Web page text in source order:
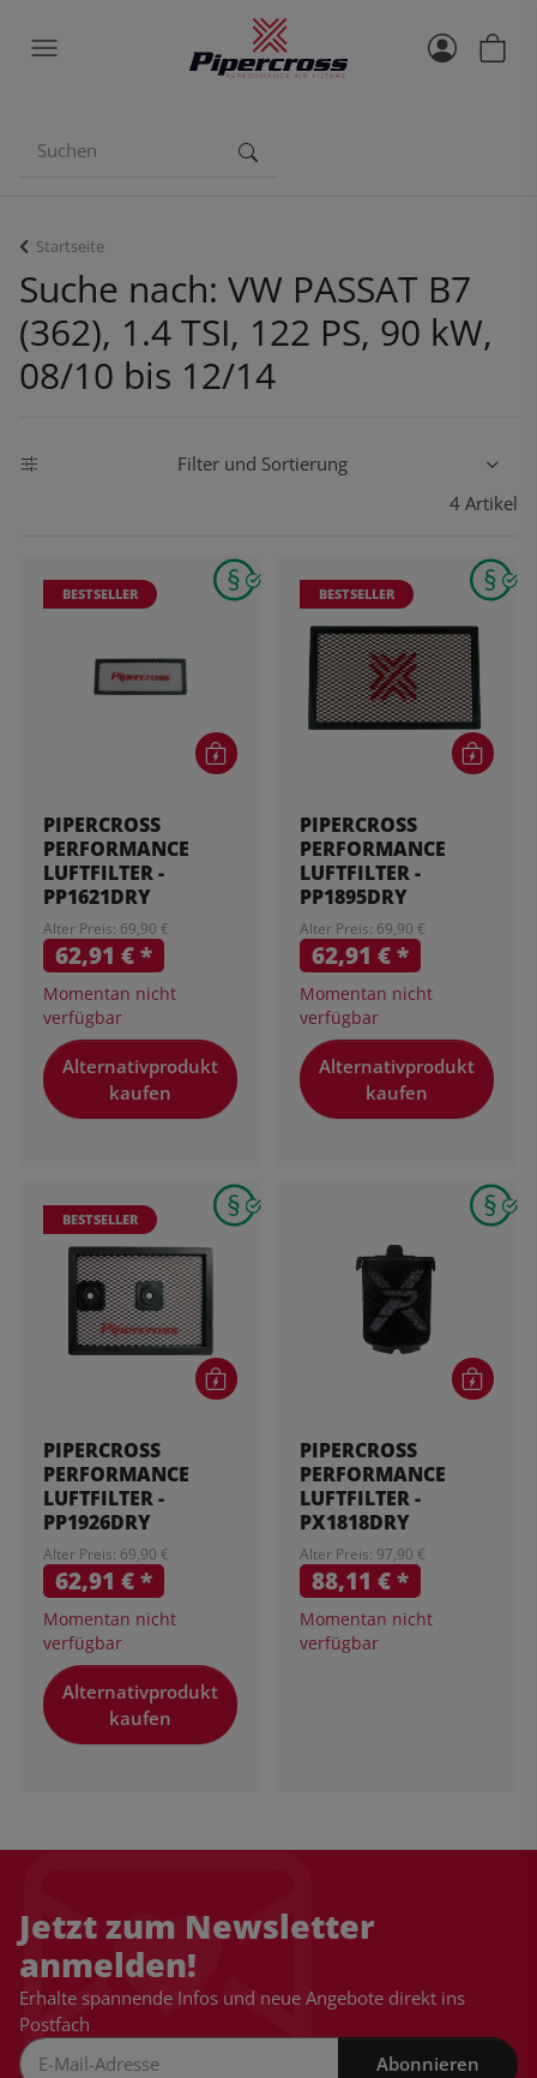
Startseite
Suche nach: VW PASSAT B7
(362), 1.4 TSI, 122 PS, 90 kW,
08/10 bis 12/14
Filter und Sortierung
4 Artikel
BESTSELLER
PIPERCROSS
PERFORMANCE
LUFTFILTER -
PP1621DRY
Alter Preis: 69,90 €
62,91 €*
Momentan nicht
verfügbar
Alternativprodukt
kaufen
BESTSELLER
PIPERCROSS
PERFORMANCE
LUFTFILTER -
PP1895DRY
Alter Preis: 69,90 €
62,91 €*
Momentan nicht
verfügbar
Alternativprodukt
kaufen
BESTSELLER
PIPERCROSS
PERFORMANCE
LUFTFILTER -
PP1926DRY
Alter Preis: 69,90 €
62,91 €*
Momentan nicht
verfügbar
Alternativprodukt
kaufen
PIPERCROSS
PERFORMANCE
LUFTFILTER -
PX1818DRY
Alter Preis: 97,90 €
88,11 €*
Momentan nicht
verfügbar
Jetzt zum Newsletter
anmelden!
Erhalte spannende Infos und neue Angebote direkt ins
Postfach
Abonnieren